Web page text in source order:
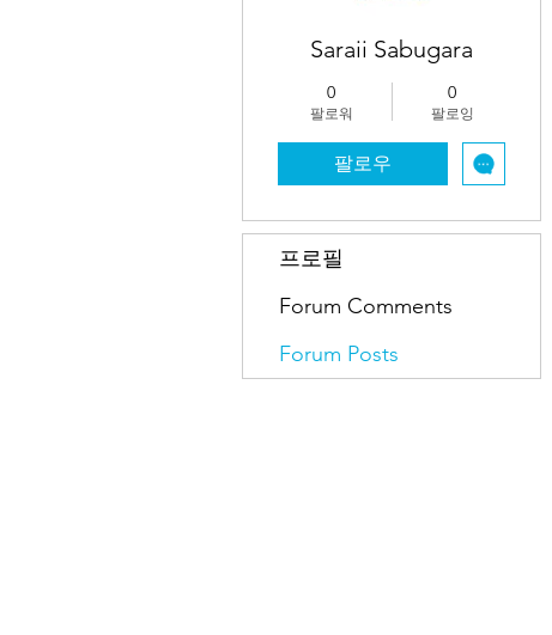
Saraii Sabugara
0
팔로워
0
팔로잉
팔로우
프로필
Forum Comments
Forum Posts